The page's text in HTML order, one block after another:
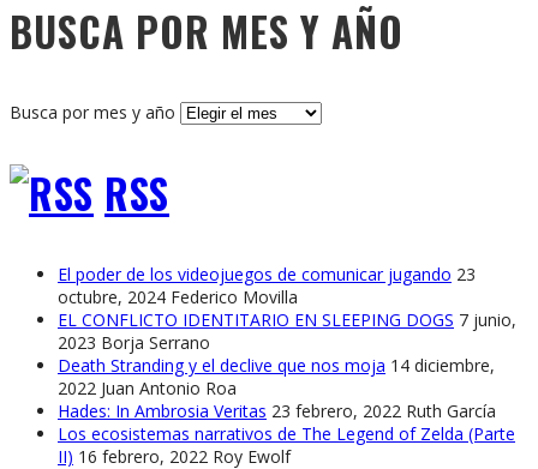
BUSCA POR MES Y AÑO
Busca por mes y año
RSS
El poder de los videojuegos de comunicar jugando 23
octubre, 2024 Federico Movilla
EL CONFLICTO IDENTITARIO EN SLEEPING DOGS 7 junio,
2023 Borja Serrano
Death Stranding y el declive que nos moja 14 diciembre,
2022 Juan Antonio Roa
Hades: In Ambrosia Veritas 23 febrero, 2022 Ruth García
Los ecosistemas narrativos de The Legend of Zelda (Parte
II) 16 febrero, 2022 Roy Ewolf